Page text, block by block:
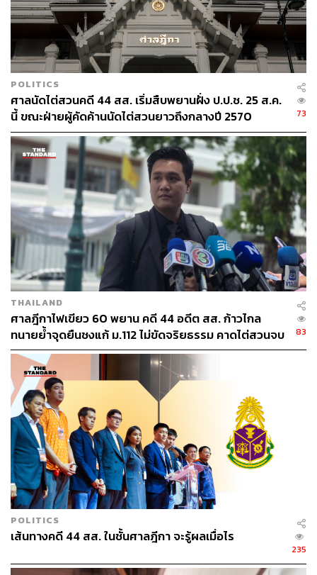
ให้ไทยมีบทบาทในการคลี่คลายสถานการณ์และแสวงหา
สันติภาพ ยุติความขัดแย้งในเมียนมา จากความนับถือส่วนตัว
ระหว่างผู้นำสองประเทศ
มหาอำนาจล้วนอยากให้สงครามกลางเมืองในเมียนมายุติลง
ไม่ว่าจะเป็นเหตุผลของแหล่งพลังงานธรรมชาติ ความ
ต้องการลงทุนอย่างต่อเนื่อง หรือเหตุผลด้านมนุษยธรรม ซึ่ง
ประเทศไทยควรเล่นเกมอย่างชาญฉลาดกับมหาอำนาจทั้ง
หลาย มีภาวะผู้นำในการประสานแก้ไขปัญหา พบกับผู้นำของ
ทั้งสองฝ่ายไม่ว่าจะเป็นมิน อ่อง หล่าย หรือกองทัพประชาชน
และกลุ่มชาติพันธุ์ต่างๆ
แต่รัฐบาลประยุทธ์กลับเลือกเดินหมากที่เสียเปล่าที่สุด คือการ
อุ้มชูมิน อ่อง หล่าย ตั้งแต่ต้น ทำให้ขาดอำนาจในการถ่วงดุล
กับประเทศมหาอำนาจทุกประเทศ จนกลายเป็นประเทศที่ไม่มี
ใครอยากคบหาเหมือนเมียนมาไปโดยปริยาย
“การทำนโยบายต่างประเทศแบบไม่มีนโยบาย ตีมึนไม่รู้ไม่ชี้
คนไทยโดนลูกหลงตายก็ไม่เป็นไร เครื่องบินรบเมียนมาเข้า
มายิงในน่านฟ้าไทยก็ไม่เป็นไร ถูกประชาคมโลกกดดันใน
ท่าทีเรื่องเมียนมาก็ไม่เป็นไร เพราะนโยบายมีอย่างเดียว
เพื่อนแท้เผด็จการฝาแฝด ประยุทธ์ มิน อ่อง หลาย จะต้องอยู่
ต่อไป” ปดิพัทธ์กล่าว
TAGS: ประยุทธ์ จันทร์โอชา
การอภิปรายไม่ไว้วางใจ
การประชุมสภาผู้แทนราษฎร
พรรคก้าวไกล
POLITICS
ศาลนัดไต่สวนคดี 44 สส. เริ่มสืบพยานฝั่ง ป.ป.ช. 25 ส.ค.
นี้ ขณะฝ่ายผู้คัดค้านนัดไต่สวนยาวถึงกลางปี 2570
73
THAILAND
ศาลฎีกาไฟเขียว 60 พยาน คดี 44 อดีต สส. ก้าวไกล
ทนายย้ำจุดยืนชงแก้ ม.112 ไม่ขัดจริยธรรม คาดไต่สวนจบ
พฤษภาคมปี 2570
83
POLITICS
เส้นทางคดี 44 สส. ในชั้นศาลฎีกา จะรู้ผลเมื่อไร
235